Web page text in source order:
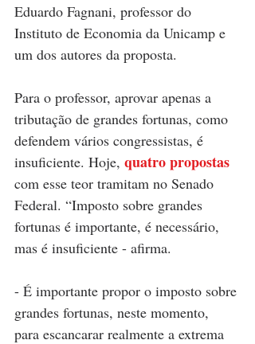
Eduardo Fagnani, professor do
Instituto de Economia da Unicamp e
um dos autores da proposta.
Para o professor, aprovar apenas a
tributação de grandes fortunas, como
defendem vários congressistas, é
insuficiente. Hoje, quatro propostas
com esse teor tramitam no Senado
Federal. “Imposto sobre grandes
fortunas é importante, é necessário,
mas é insuficiente - afirma.
- É importante propor o imposto sobre
grandes fortunas, neste momento,
para escancarar realmente a extrema